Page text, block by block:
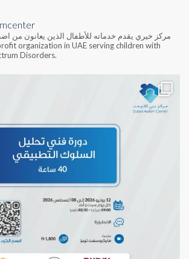
مركز خيري يقدم خدماته للأطفال الذين يعانون من
organization in UAE serving children with
Disorders.